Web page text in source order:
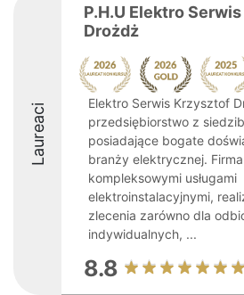
Laureaci
P.H.U Elektro
Drożdż
Elektro Serwis Krzysztof
przedsiębiorstwo z
posiadające bogate
branży elektrycznej.
kompleksowymi usługami
elektroinstalacyjnymi,
zlecenia zarówno dla
indywidualnych, ...
8.8